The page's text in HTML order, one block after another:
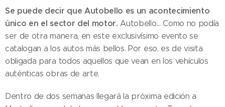
Se puede decir que Autobello es un acontecimiento
único en el sector del motor. Autobello... Como no podía
ser de otra manera, en este exclusivísimo evento se
catalogan a los autos más bellos. Por eso, es de visita
obligada para todos aquellos que vean en los vehículos
auténticas obras de arte.
Dentro de dos semanas llegará la próxima edición a